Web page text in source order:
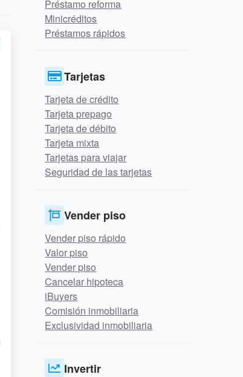
Préstamo reforma
Minicréditos
Préstamos rápidos
Tarjetas
Tarjeta de crédito
Tarjeta prepago
Tarjeta de débito
Tarjeta mixta
Tarjetas para viajar
Seguridad de las tarjetas
Vender piso
Vender piso rápido
Valor piso
Vender piso
Cancelar hipoteca
iBuyers
Comisión inmobiliaria
Exclusividad inmobiliaria
Invertir